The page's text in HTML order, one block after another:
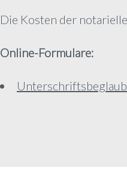
Die Kosten der
Online-Formulare: